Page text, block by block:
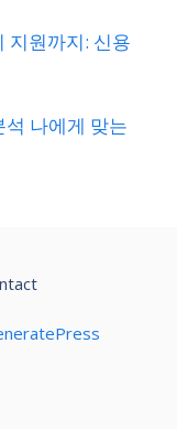
지원까지: 신용
나에게 맞는